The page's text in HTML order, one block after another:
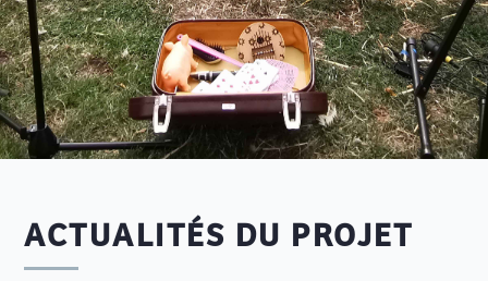
ACTUALITÉS DU PROJET